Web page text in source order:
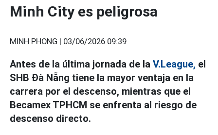
Minh City es peligrosa
MINH PHONG | 03/06/2026 09:39
Antes de la última jornada de la V.League, el
SHB Đà Nẵng tiene la mayor ventaja en la
carrera por el descenso, mientras que el
Becamex TPHCM se enfrenta al riesgo de
descenso directo.